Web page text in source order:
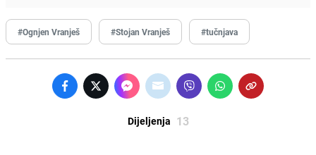
#Ognjen Vranješ #Stojan Vranješ #tučnjava
Dijeljenja 13